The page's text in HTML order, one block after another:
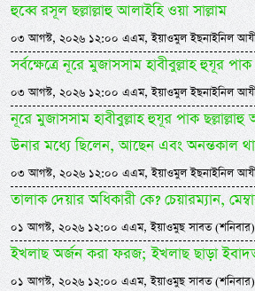
হুব্বে রসূল ছল্লাল্লাহু আলাইহি ওয়া সাল্লাম
০৩ আগস্ট, ২০২৬ ১২:০০ এএম, ইয়াওমুল ইছনাইনিল
সর্বক্ষেত্রে নূরে মুজাসসাম হাবীবুল্লাহ হুযূর
০৩ আগস্ট, ২০২৬ ১২:০০ এএম, ইয়াওমুল ইছনাইনিল
নূরে মুজাসসাম হাবীবুল্লাহ হুযূর পাক
উনার মধ্যে ছিলেন, আছেন এবং অনন্তকাল
০৩ আগস্ট, ২০২৬ ১২:০০ এএম, ইয়াওমুল ইছনাইনিল
তালাক দেয়ার অধিকারী কে? চেয়ারম্যান,
০১ আগস্ট, ২০২৬ ১২:০০ এএম, ইয়াওমুছ সাবত (শনিবার)
ইখলাছ অর্জন করা ফরজ; ইখলাছ ছাড়া
০১ আগস্ট, ২০২৬ ১২:০০ এএম, ইয়াওমুছ সাবত (শনিবার)